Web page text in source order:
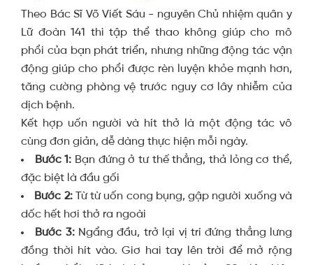
Theo Bác Sĩ Võ Viết Sáu - nguyên Chủ nhiệm quân y
Lữ đoàn 141 thì tập thể thao không giúp cho mô
phổi của bạn phát triển, nhưng những động tác vận
động giúp cho phổi được rèn luyện khỏe mạnh hơn,
tăng cường phòng vệ trước nguy cơ lây nhiễm của
dịch bệnh.
Kết hợp uốn người và hít thở là một động tác vô
cùng đơn giản, dễ dàng thực hiện mỗi ngày.
Bước 1: Bạn đứng ở tư thế thẳng, thả lỏng cơ thể,
đặc biệt là đầu gối
Bước 2: Từ từ uốn cong bụng, gập người xuống và
dốc hết hơi thở ra ngoài
Bước 3: Ngẩng đầu, trở lại vị trí đứng thẳng lưng
đồng thời hít vào. Giơ hai tay lên trời để mở rộng